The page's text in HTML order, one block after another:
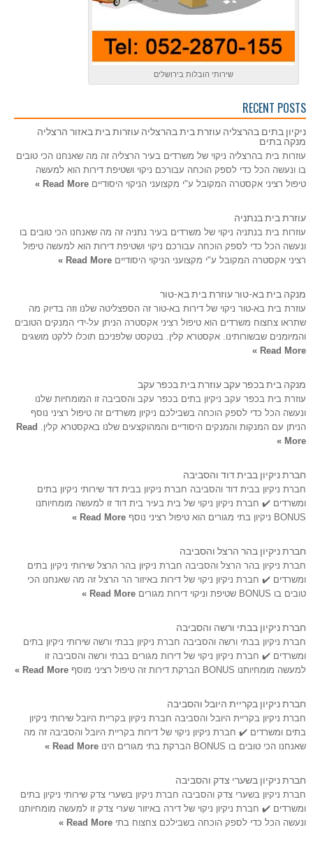
שירותי הובלות בירושלים
RECENT POSTS
ניקיון בתים בהרצליה עוזרת בית בהרצליה עוזרות בית באזור הרצליה
מנקה בתים
עוזרות בית בהרצליה ניקוי של משרדים בעיר הרצליה זה מה שאנחנו הכי טובים
בו ונעשה הכל כדי לספק הוכחה עבורכם ניקוי ושטיפת דירות הוא למעשה
טיפול רציני אקסטרה המקובל ע"י מקצועני הניקוי היסודיים Read More »
עוזרת בית בנתניה
עוזרות בית בנתניה ניקוי של משרדים בעיר נתניה זה מה שאנחנו הכי טובים בו
ונעשה הכל כדי לספק הוכחה עבורכם ניקוי ושטיפת דירות הוא למעשה טיפול
רציני אקסטרה המקובל ע"י מקצועני הניקוי היסודיים Read More »
מנקה בית בא-טור עוזרת בית בא-טור
עוזרת בית בא-טור ניקוי של דירות בא-טור זה הספצליטה שלנו וזה בדיוק מה
שתראו צחצוח משרדים הוא טיפול רציני אקסטרה הניתן על-ידי המנקים הטובים
והמיומנים שבשורותינו. אקסטרא קלין. בטקסט שלפניכם תוכלו ללקט מושגים
Read More »
מנקה בית בכפר עקב עוזרת בית בכפר עקב
עוזרת בית בכפר עקב ניקיון בתים בכפר עקב והסביבה זו המומחיות שלנו
ונעשה הכל כדי לספק הוכחה בשבילכם ניקיון משרדים זה טיפול רציני נוסף
הניתן עם המנקות והמנקים היסודיים והמהוקצעים שלנו באקסטרא קלין. Read
More »
חברת ניקיון בבית דוד והסביבה
חברת ניקיון בבית דוד והסביבה חברת ניקיון בבית דוד שירותי ניקיון בתים
ומשרדים ✔️ חברת ניקיון ניקוי של בית בעיר בית דוד זו למעשה מומחיותנו
BONUS ניקיון בתי מגורים הוא טיפול רציני נוסף
Read More »
חברת ניקיון בהר הרצל והסביבה
חברת ניקיון בהר הרצל והסביבה חברת ניקיון בהר הרצל שירותי ניקיון בתים
ומשרדים ✔️ חברת ניקיון ניקוי של דירות באיזור הר הרצל זה מה שאנחנו הכי
טובים בו BONUS שטיפת וניקוי דירות מגורים
Read More »
חברת ניקיון בבתי ורשה והסביבה
חברת ניקיון בבתי ורשה והסביבה חברת ניקיון בבתי ורשה שירותי ניקיון בתים
ומשרדים ✔️ חברת ניקיון ניקוי של דירות מגורים בבתי ורשה והסביבה זו
למעשה מומחיותנו BONUS הברקת דירות זה טיפול רציני מוסף
Read More »
חברת ניקיון בקריית היובל והסביבה
חברת ניקיון בקריית היובל והסביבה חברת ניקיון בקריית היובל שירותי ניקיון
בתים ומשרדים ✔️ חברת ניקיון ניקוי של דירות בקריית היובל והסביבה זה מה
שאנחנו הכי טובים בו BONUS הברקת בתי מגורים הינו
Read More »
חברת ניקיון בשערי צדק והסביבה
חברת ניקיון בשערי צדק והסביבה חברת ניקיון בשערי צדק שירותי ניקיון בתים
ומשרדים ✔️ חברת ניקיון ניקוי של דירה באיזור שערי צדק זו למעשה מומחיותנו
ונעשה הכל כדי לספק הוכחה בשבילכם צחצוח בתי Read More »